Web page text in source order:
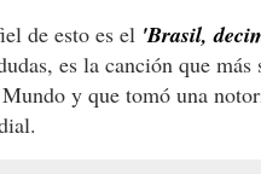
de esto es el 'Brasil,
es la canción que más
y que tomó una